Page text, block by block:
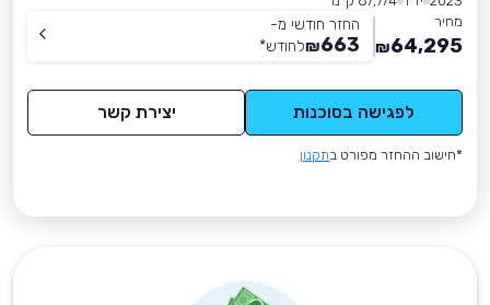
מחיר
64,295
₪
החזר חודשי מ-
663
₪לחודש*
לפגישה בסוכנות יצירת קשר
*חישוב ההחזר מפורט בתקנון